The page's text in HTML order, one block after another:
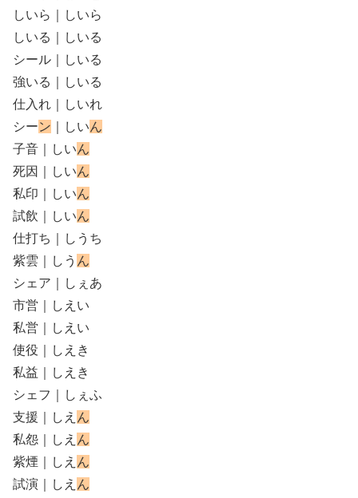
しいら｜しいら
しいる｜しいる
シール｜しいる
強いる｜しいる
仕入れ｜しいれ
シーン ｜しいん
子音｜しいん
死因｜しいん
私印｜しいん
試飲｜しいん
仕打ち｜しうち
紫雲｜しう ん
シェア｜しぇあ
市営｜しえい
私営｜しえい
使役｜しえき
私益｜しえき
シェフ｜しぇふ
支援｜しえ ん
私怨｜しえ ん
紫煙｜しえ ん
試演｜しえ ん